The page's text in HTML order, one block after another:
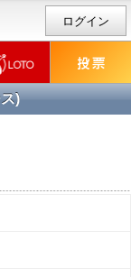
ログイン
)